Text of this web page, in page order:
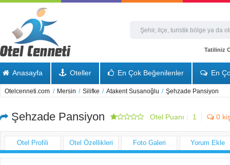
Tatiliniz
Anasayfa Oteller En Çok Beğenilenler En
Otelcenneti.com / Mersin / Silifke / Atakent Susanoğlu / Şehzade Pansiyon
Şehzade Pansiyon Otel Puanı : 1 0
Otel Profili Otel Özellikleri Foto Galeri Yorum Ekle